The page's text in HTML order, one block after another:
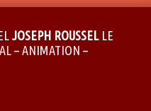
JOSEPH ROUSSELLE
– ANIMATION –